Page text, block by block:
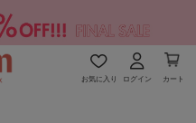
お気に入り ログイン カート